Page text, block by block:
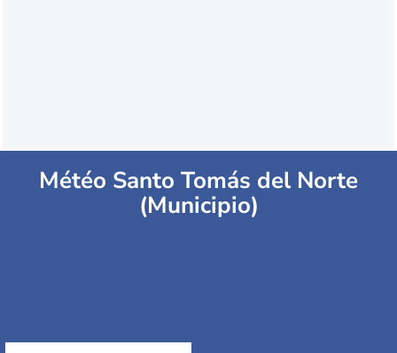
Météo Santo Tomás del Norte
(Municipio)